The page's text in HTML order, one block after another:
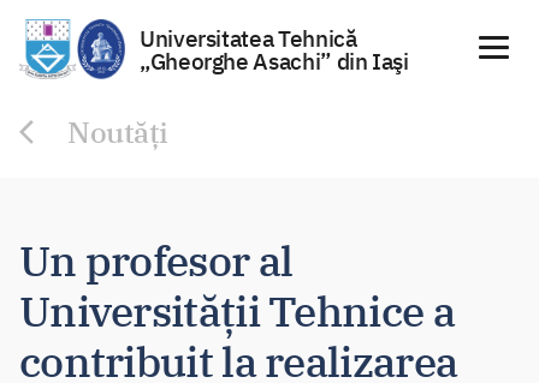
Universitatea Tehnică
„Gheorghe Asachi” din Iaşi
Noutăți
Un profesor al
Universității Tehnice a
contribuit la realizarea